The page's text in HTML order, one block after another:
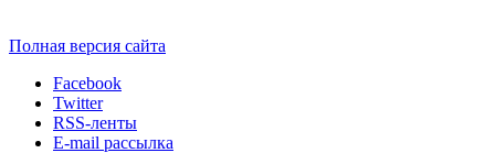
Полная версия сайта
Facebook
Twitter
RSS-ленты
E-mail рассылка